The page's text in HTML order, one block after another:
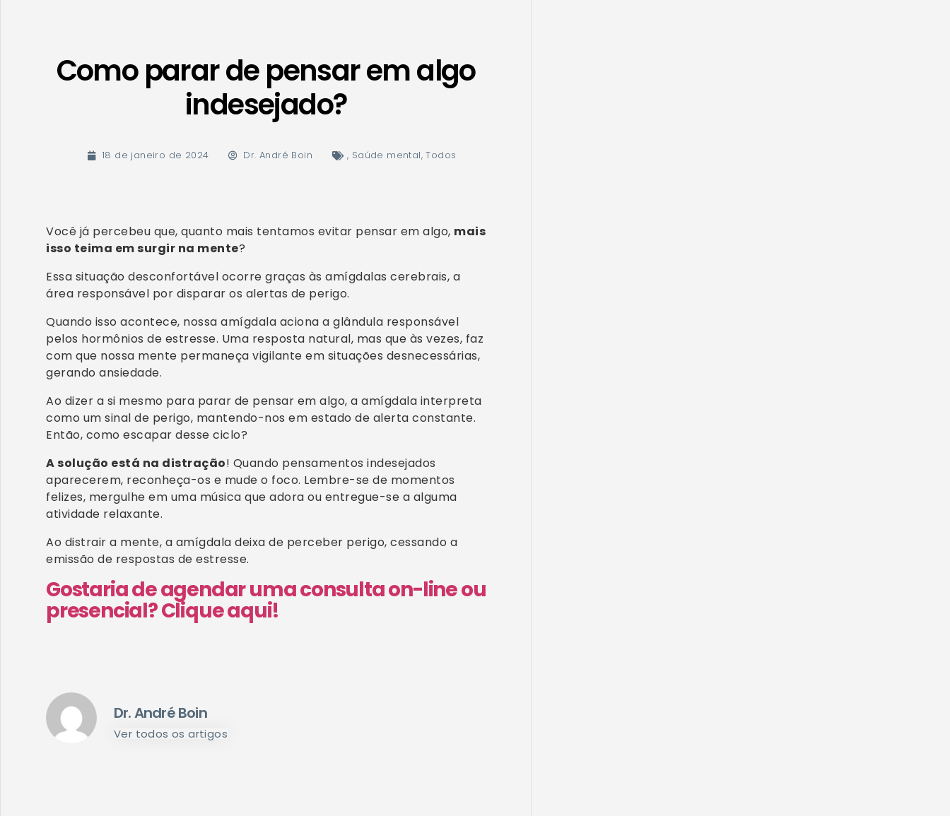
Como parar de pensar em algo
indesejado?
18 de janeiro de 2024 Dr. André Boin , Saúde mental,Todos
Você já percebeu que, quanto mais tentamos evitar pensar em algo, mais
isso teima em surgir na mente?
Essa situação desconfortável ocorre graças às amígdalas cerebrais, a
área responsável por disparar os alertas de perigo.
Quando isso acontece, nossa amígdala aciona a glândula responsável
pelos hormônios de estresse. Uma resposta natural, mas que às vezes, faz
com que nossa mente permaneça vigilante em situações desnecessárias,
gerando ansiedade.
Ao dizer a si mesmo para parar de pensar em algo, a amígdala interpreta
como um sinal de perigo, mantendo-nos em estado de alerta constante.
Então, como escapar desse ciclo?
A solução está na distração! Quando pensamentos indesejados
aparecerem, reconheça-os e mude o foco. Lembre-se de momentos
felizes, mergulhe em uma música que adora ou entregue-se a alguma
atividade relaxante.
Ao distrair a mente, a amígdala deixa de perceber perigo, cessando a
emissão de respostas de estresse.
Gostaria de agendar uma consulta on-line ou
presencial? Clique aqui!
Dr. André Boin
Ver todos os artigos